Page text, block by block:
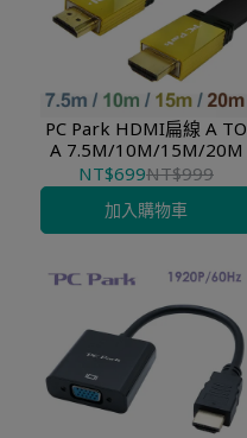
PC Park HDMI扁線 A TO
A 7.5M/10M/15M/20M
NT$699NT$999
加入購物車